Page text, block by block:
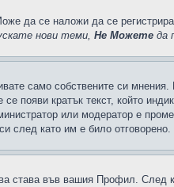
да се наложи да се
нови теми, Не Можете да
само собствените си
появи кратък текст, който
или модератор е
след като им е било отговорено.
става във вашия Профил. След